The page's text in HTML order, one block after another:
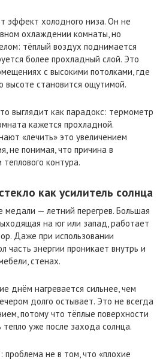
эффект холодного низа. Он не
охлаждении комнаты, но
тёплый воздух поднимается
более прохладный слой. Это
с высокими потолками, где
высоте становится ощутимой.
выглядит как парадокс: термометр
кажется прохладной.
«лечить» это увеличением
не понимая, что причина в
контура.
как усилитель солнца
медали — летний перегрев. Большая
на юг или запад, работает
Даже при использовании
часть энергии проникает внутрь и
стенах.
днём нагревается сильнее, чем
долго остывает. Это не всегда
потому что тёплые поверхности
уже после захода солнца.
не в том, что «плохие